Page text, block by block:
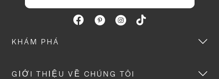
KHÁM PHÁ
GIỚI THIỆU VỀ CHÚNG TÔI